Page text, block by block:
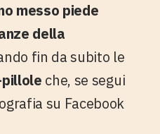
messo piede
della
fin da subito le
che, se segui
su Facebook